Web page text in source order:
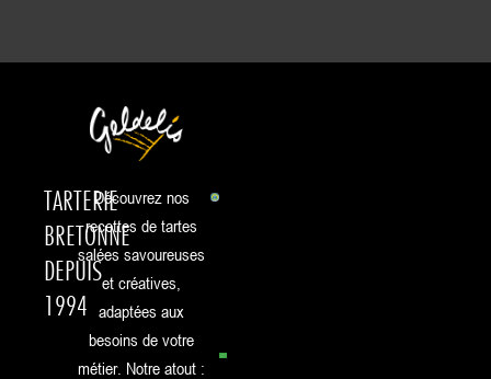
TARTERIE
BRETONNE
DEPUIS
1994
Découvrez nos
recettes de tartes
salées savoureuses
et créatives,
adaptées aux
besoins de votre
métier. Notre atout :